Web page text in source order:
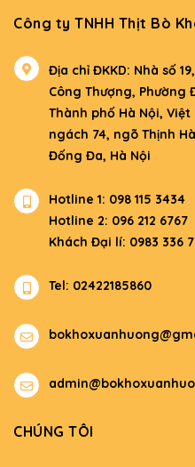
Công ty TNHH Thịt Bò
Địa chỉ ĐKKD: Nhà số
Công Thượng, Phường
Thành phố Hà Nội, Việt
ngách 74, ngõ Thịnh
Đống Đa, Hà Nội
Hotline 1: 098 115 3434
Hotline 2: 096 212 6767
Khách Đại lí: 0983 336
Tel: 02422185860
CHÚNG TÔI